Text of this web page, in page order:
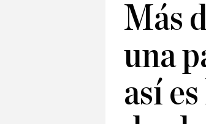
Más
una
así